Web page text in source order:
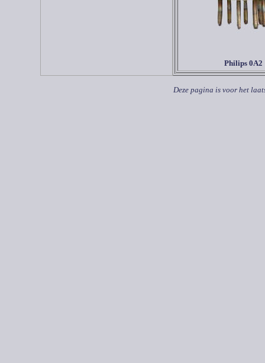
Philips 0A2
Deze pagina is voor het